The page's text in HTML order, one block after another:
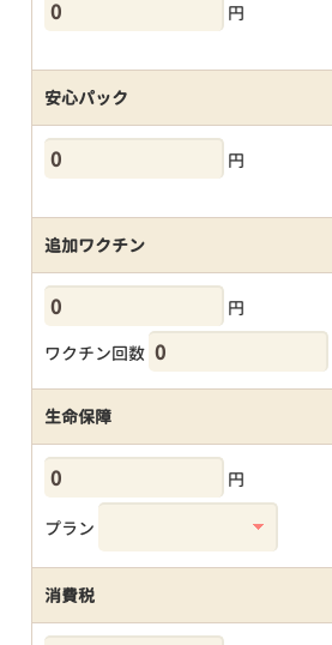
円
安心パック
円
追加ワクチン
円
ワクチン回数
生命保障
円
プラン
消費税